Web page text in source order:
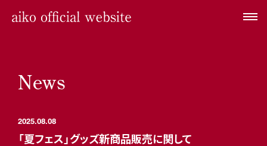
News
2025.08.08
「夏フェス」グッズ新商品販売に関して